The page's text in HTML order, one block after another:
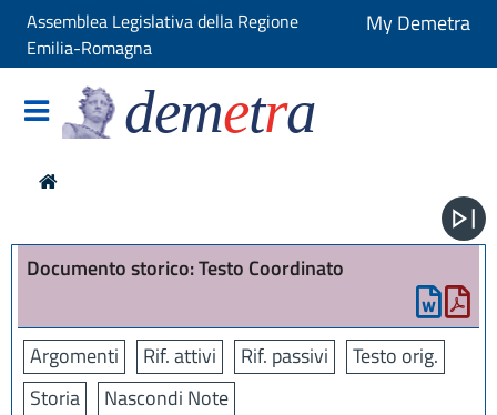
Assemblea Legislativa della Regione
Emilia-Romagna
My Demetra
demetra
Documento storico: Testo Coordinato
Argomenti Rif. attivi Rif. passivi
Testo orig.
Storia
Nascondi Note